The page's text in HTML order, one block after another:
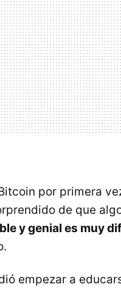
por primera
de que
y genial es muy
empezar a